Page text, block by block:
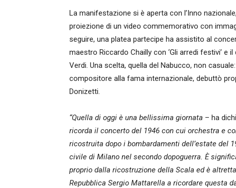
La manifestazione si è aperta con l’Inno
proiezione di un video commemorativo con
seguire, una platea partecipe ha assistito al
maestro Riccardo Chailly con ‘Gli arredi festivi’ e
Verdi. Una scelta, quella del Nabucco, non
compositore alla fama internazionale, debuttò
Donizetti.
“Quella di oggi è una bellissima giornata – ha
ricorda il concerto del 1946 con cui orchestra e
ricostruita dopo i bombardamenti dell’estate del
civile di Milano nel secondo dopoguerra. È
proprio dalla ricostruzione della Scala ed è
Repubblica Sergio Mattarella a ricordare questa